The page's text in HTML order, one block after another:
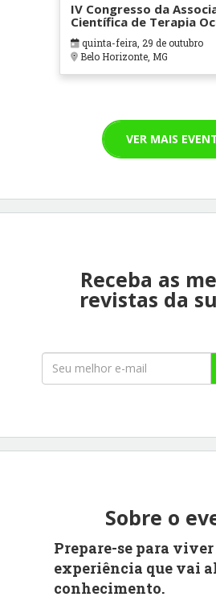
IV Congresso da
Científica de Terapia
em Contextos
Cuidados Paliativos -
quinta-feira, 29 de outubro
Belo Horizonte, MG
VER MAIS
Receba as
revistas da
Sobre o
Prepare-se para
experiência que vai
conhecimento.